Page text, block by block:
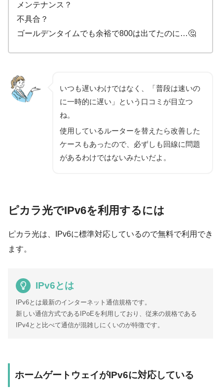
メンテナンス？
不具合？
ゴールデンタイムでも余裕で800は出てたのに…🤔
いつも遅いわけではなく、「普段は速いの
に一時的に遅い」という口コミが目立つ
ね。
使用しているルーターを替えたら改善した
ケースもあったので、必ずしも回線に問題
があるわけではないみたいだよ。
ピカラ光でIPv6を利用するには
ピカラ光は、IPv6に標準対応しているので無料で利用でき
ます。
IPv6とは
IPv6とは最新のインターネット通信規格です。
新しい通信方式であるIPoEを利用しており、従来の規格である
IPv4とと比べて通信が混雑しにくいのが特徴です。
ホームゲートウェイがIPv6に対応している